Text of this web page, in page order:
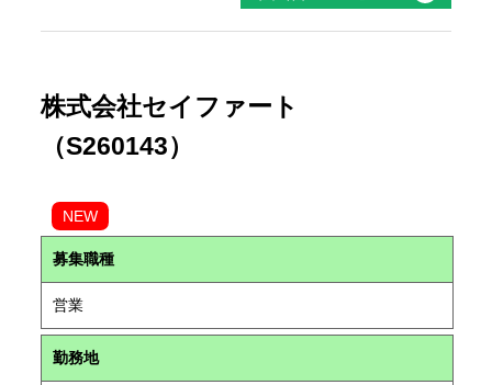
株式会社セイファート
（S260143）
NEW
募集職種
営業
勤務地